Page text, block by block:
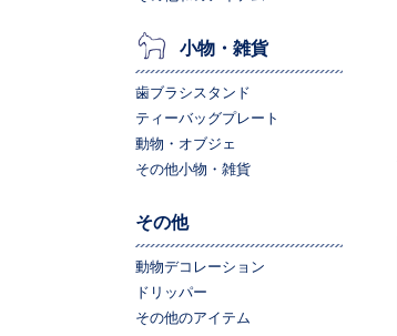
小物・雑貨
歯ブラシスタンド
ティーバッグプレート
動物・オブジェ
その他小物・雑貨
その他
動物デコレーション
ドリッパー
その他のアイテム